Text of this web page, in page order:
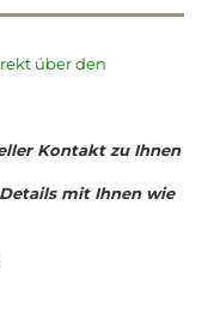
über den
Kontakt zu Ihnen
mit Ihnen wie